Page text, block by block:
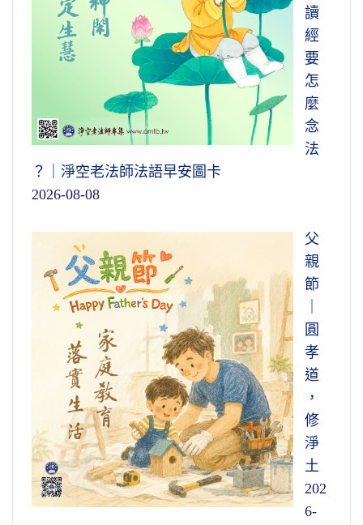
讀
經
要
怎
麼
念
法
？｜淨空老法師法語早安圖卡
2026-08-08
父
親
節
圓
孝
道
，
修
淨
土
202
6-